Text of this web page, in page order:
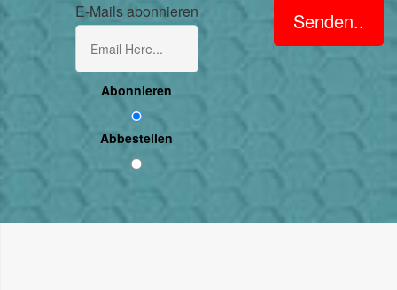
E-Mails abonnieren
Abonnieren
Abbestellen
Senden..